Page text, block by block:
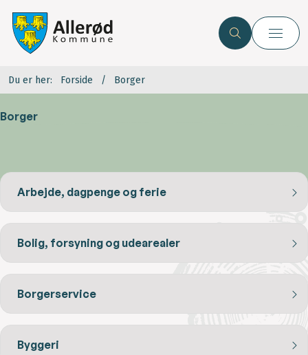
Du er her: Forside Borger
Borger
Arbejde, dagpenge og ferie
Bolig, forsyning og udearealer
Borgerservice
Byggeri